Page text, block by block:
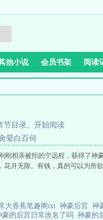
他小说 会员书架 阅读
节目录
开始阅读
晕白百何
相亲被拒的宁远程，获得了神豪
月无限。有钱，真的可以为所
大香蕉笔趣阁txt 神豪后官 神
豪的后宫日常改名了吗 神豪的